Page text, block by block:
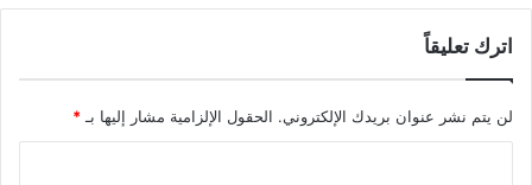
اترك تعليقاً
لن يتم نشر عنوان بريدك الإلكتروني. الحقول الإلزامية مشار إليها بـ *